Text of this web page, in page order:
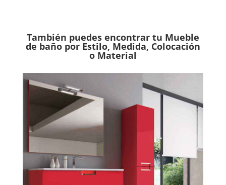
También puedes encontrar tu Mueble
de baño por Estilo, Medida, Colocación
o Material